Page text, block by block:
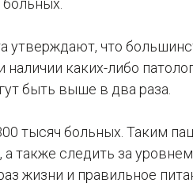
утверждают, что
каких-либо
быть выше в два раза.
тысяч больных. Таким
также следить за
жизни и правильное